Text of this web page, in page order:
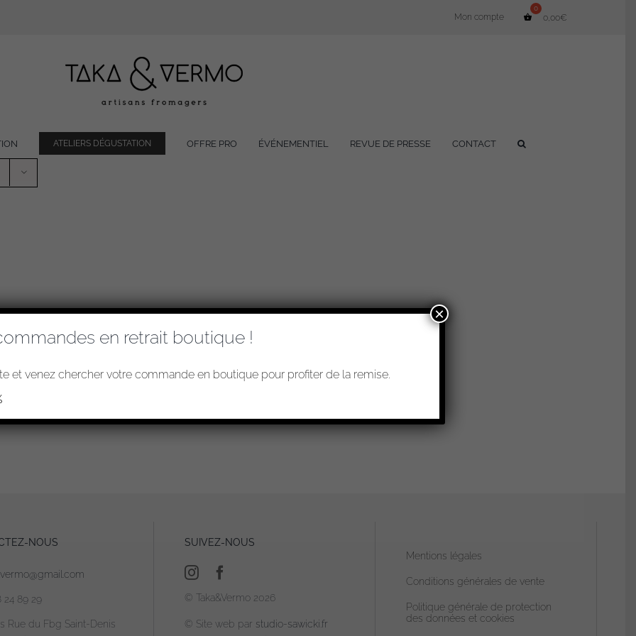
Mon compte 0,00€
ATELIERS DÉGUSTATION OFFRE PRO ÉVÉNEMENTIEL REVUE DE PRESSE CONTACT
NOUS
24 89 29
Rue du Fbg Saint-Denis
SUIVEZ-NOUS
© Taka&Vermo 2026
© Site web par studio-sawicki.fr
Mentions légales
Conditions générales de vente
Politique générale de protection
des données et cookies
en retrait boutique !
et venez chercher votre commande en boutique pour profiter de la remise.
×